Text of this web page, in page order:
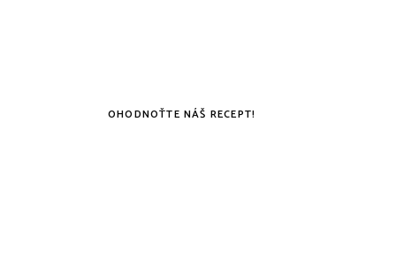
OHODNOŤTE NÁŠ RECEPT!